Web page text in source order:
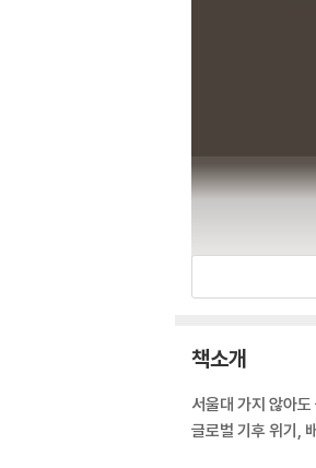
책소개
서울대 가지 않아도
글로벌 기후 위기,